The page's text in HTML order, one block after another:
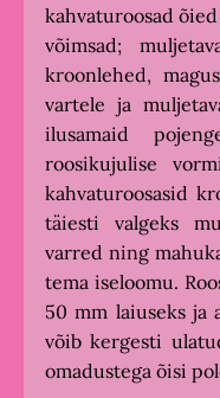
kahvaturoosad
võimsad;
kroonlehed,
vartele ja
ilusamaid
roosikujulise
kahvaturoosasid
täiesti valgeks
varred ning
tema iseloomu.
50 mm laiuseks ja
võib kergesti
omadustega õisi